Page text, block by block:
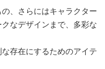
、さらにはキャラクター
なデザインまで、多彩な
存在にするためのアイテ